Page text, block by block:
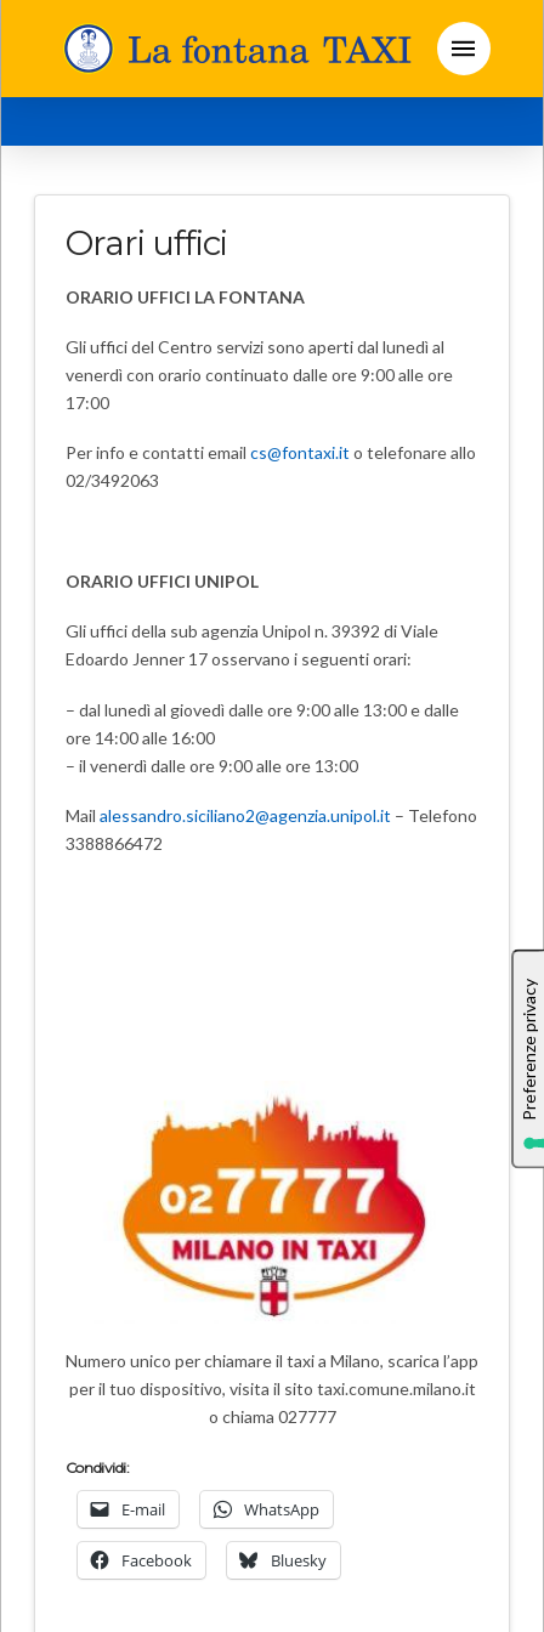
Orari uffici
ORARIO UFFICI LA FONTANA
Gli uffici del Centro servizi sono aperti dal lunedì al
venerdì con orario continuato dalle ore 9:00 alle ore
17:00
Per info e contatti email cs@fontaxi.it o telefonare allo
02/3492063
ORARIO UFFICI UNIPOL
Gli uffici della sub agenzia Unipol n. 39392 di Viale
Edoardo Jenner 17 osservano i seguenti orari:
– dal lunedì al giovedì dalle ore 9:00 alle 13:00 e dalle
ore 14:00 alle 16:00
– il venerdì dalle ore 9:00 alle ore 13:00
Mail alessandro.siciliano2@agenzia.unipol.it – Telefono
3388866472
Numero unico per chiamare il taxi a Milano, scarica l’app
per il tuo dispositivo, visita il sito taxi.comune.milano.it
o chiama 027777
Condividi:
E-mail WhatsApp
Facebook Bluesky